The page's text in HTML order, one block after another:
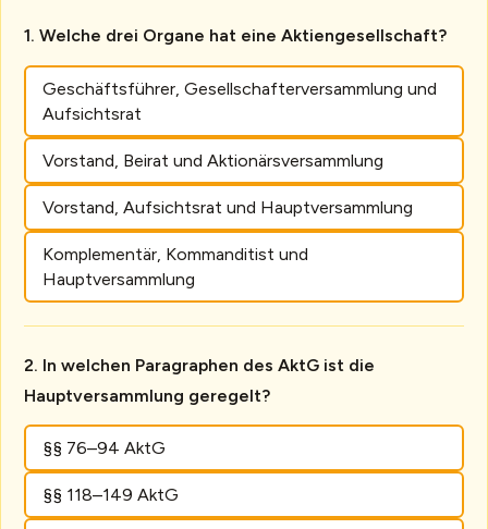
Welche drei Organe hat eine Aktiengesellschaft?
Geschäftsführer, Gesellschafterversammlung und
Aufsichtsrat
Vorstand, Beirat und Aktionärsversammlung
Vorstand, Aufsichtsrat und Hauptversammlung
Komplementär, Kommanditist und
Hauptversammlung
In welchen Paragraphen des AktG ist die
Hauptversammlung geregelt?
§§ 76–94 AktG
§§ 118–149 AktG